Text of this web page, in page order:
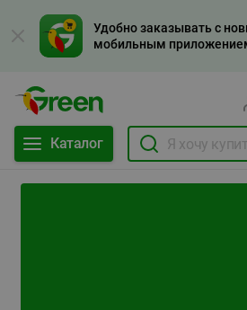
Удобно заказывать с
мобильным
Каталог